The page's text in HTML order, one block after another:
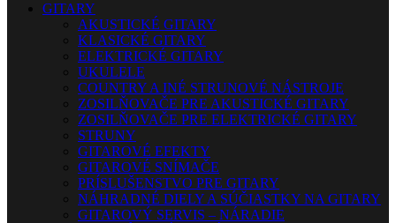
GITARY
AKUSTICKÉ GITARY
KLASICKÉ GITARY
ELEKTRICKÉ GITARY
UKULELE
COUNTRY A INÉ STRUNOVÉ NÁSTROJE
ZOSILŇOVAČE PRE AKUSTICKÉ GITARY
ZOSILŇOVAČE PRE ELEKTRICKÉ GITARY
STRUNY
GITAROVÉ EFEKTY
GITAROVÉ SNÍMAČE
PRÍSLUŠENSTVO PRE GITARY
NÁHRADNÉ DIELY A SÚČIASTKY NA GITARY
GITAROVÝ SERVIS – NÁRADIE